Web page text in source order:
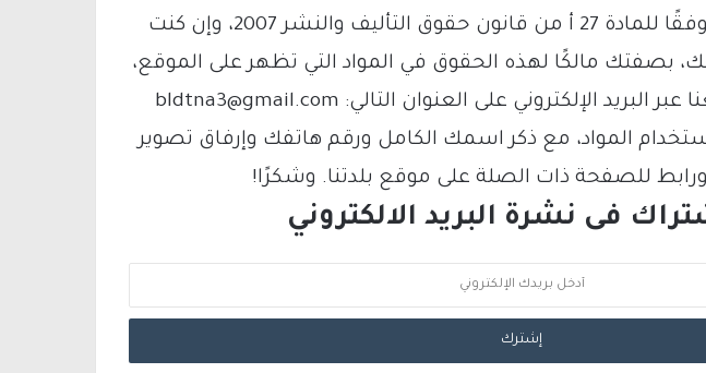
يتم الاستخدام المواد وفقًا للمادة 27 أ من قانون حقوق التأليف والنشر 2007، وإن كنت
بصفتك مالكًا لهذه الحقوق في المواد التي تظهر على الموقع،
فيمكنك التواصل معنا عبر البريد الإلكتروني على العنوان التالي: bldtna3@gmail.com
المواد، مع ذكر اسمك الكامل ورقم هاتفك وإرفاق تصوير
للصفحة ذات الصلة على موقع بلدتنا. وشكرًا!
فى نشرة البريد الالكتروني